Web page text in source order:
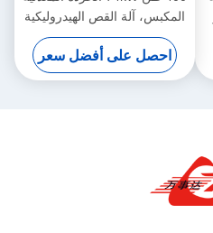
المكبس، آلة القص الهيدروليكية
احصل على أفضل سعر